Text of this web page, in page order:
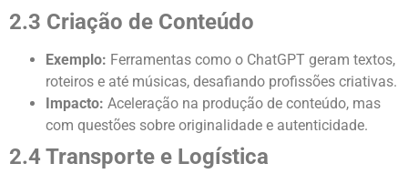
2.3 Criação de Conteúdo
Exemplo: Ferramentas como o ChatGPT geram textos,
roteiros e até músicas, desafiando profissões criativas.
Impacto: Aceleração na produção de conteúdo, mas
com questões sobre originalidade e autenticidade.
2.4 Transporte e Logística